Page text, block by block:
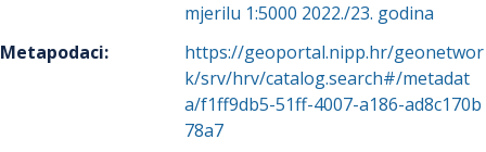
mjerilu 1:5000 2022./23. godina
Metapodaci:
https://geoportal.nipp.hr/geonetwor
k/srv/hrv/catalog.search#/metadat
a/f1ff9db5-51ff-4007-a186-ad8c170b
78a7